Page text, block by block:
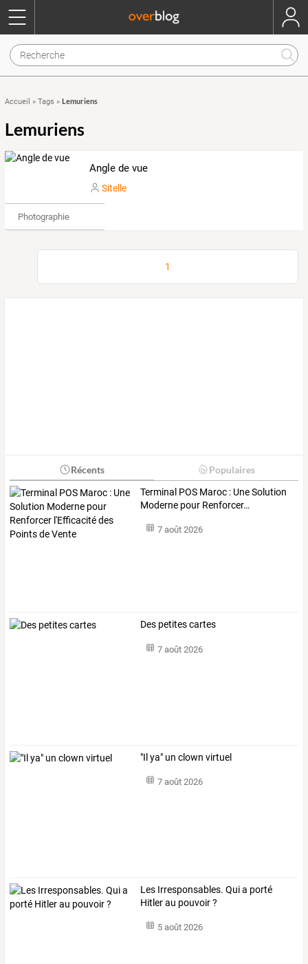
Accueil » Tags » Lemuriens
Lemuriens
Angle de vue
Sitelle
Photographie
1
Récents Populaires
Terminal POS Maroc : UneSolution
Moderne pour Renforcer…
7 août 2026
Des petites cartes
7 août 2026
"Il ya" un clown virtuel
7 août 2026
Les Irresponsables. Qui a porté
Hitler au pouvoir ?
5 août 2026